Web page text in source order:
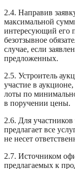
2.4. Направив
максимальной
интересующий его
безотзывное
случае, если
предложенных.
2.5. Устроитель
участие в
лоты по
в поручении цены.
2.6. Для
предлагает все
не несет
2.7. Источником
предлагаемых к